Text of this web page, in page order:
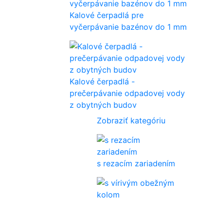
Kalové čerpadlá pre
vyčerpávanie bazénov do 1 mm
Kalové čerpadlá -
prečerpávanie odpadovej vody
z obytných budov
Zobraziť kategóriu
s rezacím zariadením